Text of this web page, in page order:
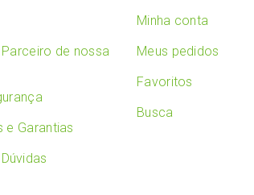
de nossa
e Garantias
Minha conta
Meus pedidos
Favoritos
Busca